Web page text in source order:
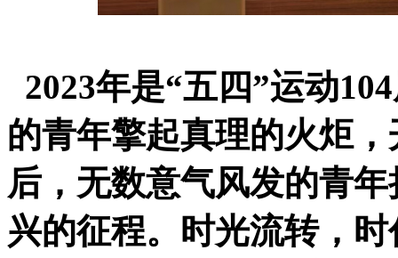
2023年是“五四”运动
的青年擎起真理的火炬
后，无数意气风发的青
兴的征程。时光流转，